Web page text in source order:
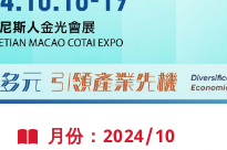
月份：2024/10